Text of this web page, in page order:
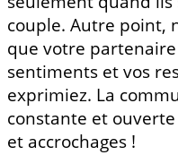
couple. Autre point,
que votre
sentiments et vos
exprimiez. La
constante et
et accrochages !